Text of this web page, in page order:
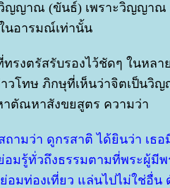
ญญาณ (ขันธ์) เพราะวิญญาณ
นอารมณ์เท่านั้น
งตรัสรับรองไว้ชัดๆ ในหลา
วโทษ ภิกษุที่เห็นว่าจิตเป็นวิ
ตัณหาสังขยสูตร ความว่า
ามว่า ดูกรสาติ ได้ยินว่า เธ
อมรู้ทั่วถึงธรรมตามที่พระผู้มี
มท่องเที่ยว แล่นไปไม่ใช่อื่น